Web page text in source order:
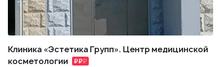
Клиника «Эстетика Групп». Центр медицинской
косметологии